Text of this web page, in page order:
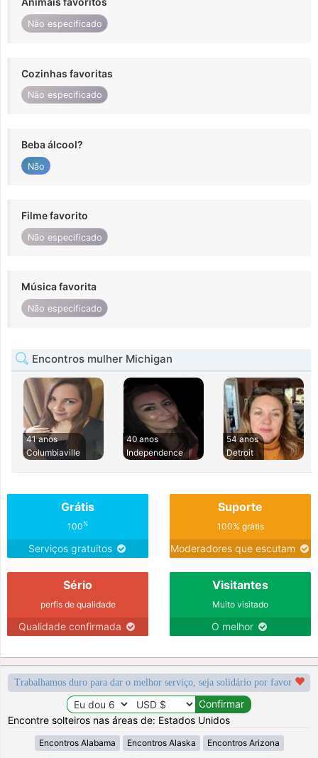
Não especificado
Cozinhas favoritas
Não especificado
Beba álcool?
Não
Filme favorito
Não especificado
Música favorita
Não especificado
Encontros mulher Michigan
41 anos
Columbiaville
40 anos
Independence
54 anos
Detroit
Grátis
100%
Serviços gratuitos
Suporte
100% grátis
Moderadores que escutam
Sério
perfis de qualidade
Qualidade confirmada
Visitantes
Muito visitado
O melhor
Trabalhamos duro para dar o melhor serviço, seja solidário por favor
Encontre solteiros nas áreas de: Estados Unidos
Encontros Alabama Encontros Alaska Encontros Arizona